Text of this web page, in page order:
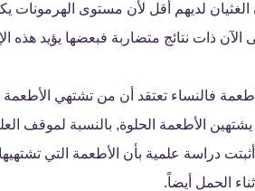
الغثيان لديهم أقل لأن مستوى
الآن ذات نتائج متضاربة فبعضها يؤيد هذه
الأطعمة فالنساء تعتقد أن من تشتهي
الأطعمة الحلوة, بالنسبة لموقف
دراسة علمية بأن الأطعمة التي
الحمل أيضاً.